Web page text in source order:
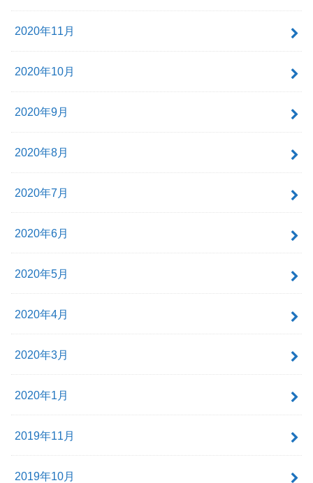
2020年11月
2020年10月
2020年9月
2020年8月
2020年7月
2020年6月
2020年5月
2020年4月
2020年3月
2020年1月
2019年11月
2019年10月